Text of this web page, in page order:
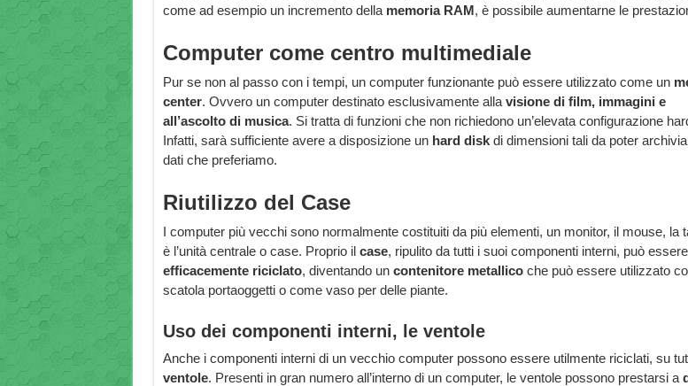
come ad esempio un incremento dellamemoria RAM, è possibile aumentarne le
Computer come centro multimediale
Pur se non al passo con i tempi, un computer funzionante può essere utilizzato come un
center. Ovvero un computer destinato esclusivamente alla visione di film, immagini e
all’ascolto di musica. Si tratta di funzioni che non richiedono un’elevata configurazione
Infatti, sarà sufficiente avere a disposizione unhard diskdi dimensioni tali da poter
dati che preferiamo.
Riutilizzo del Case
I computer più vecchi sono normalmente costituiti da più elementi, un monitor, il mouse, la
è l’unità centrale o case. Proprio il case, ripulito da tutti i suoi componenti interni, può essere
efficacemente riciclato, diventando un contenitore metallicoche può essere utilizzato
scatola portaoggetti o come vaso per delle piante.
Uso dei componenti interni, le ventole
Anche i componenti interni di un vecchio computer possono essere utilmente riciclati, su
ventole. Presenti in gran numero all’interno di un computer, le ventole possono prestarsi a